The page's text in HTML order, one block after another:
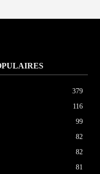
379
116
99
82
82
81